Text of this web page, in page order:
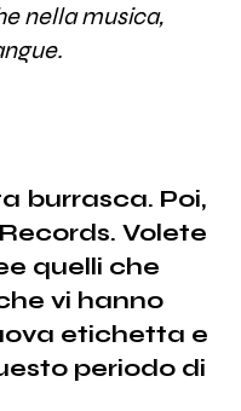
nella musica,
burrasca. Poi,
Volete
quelli che
vi hanno
etichetta e
periodo di